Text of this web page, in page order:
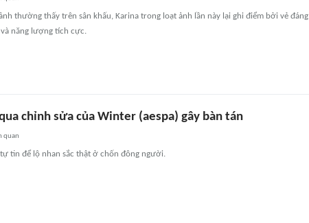
thường thấy trên sân khấu, Karina trong loạt ảnh lần này lại ghi điểm bởi vẻ đáng
năng lượng tích cực.
chỉnh sửa của Winter (aespa) gây bàn tán
quan
tin để lộ nhan sắc thật ở chốn đông người.